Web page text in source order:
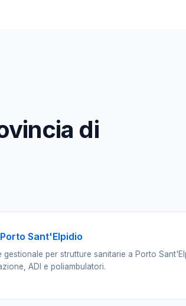
di
Sant'Elpidio
gestionale per strutture sanitarie a Porto
ADI e poliambulatori.